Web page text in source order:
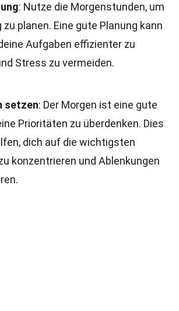
: Nutze die Morgenstunden, um
zu planen. Eine gute Planung kann
Aufgaben effizienter zu
Stress zu vermeiden.
setzen: Der Morgen ist eine gute
Prioritäten zu überdenken. Dies
dich auf die wichtigsten
konzentrieren und Ablenkungen